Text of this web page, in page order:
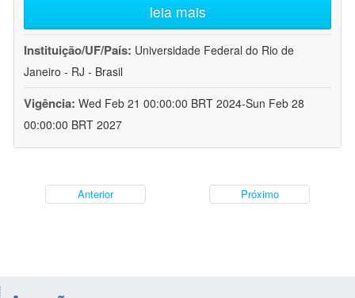
leia mais
Instituição/UF/País: Universidade Federal do Rio de
Janeiro - RJ - Brasil
Vigência: Wed Feb 21 00:00:00 BRT 2024-Sun Feb 28
00:00:00 BRT 2027
Anterior Próximo